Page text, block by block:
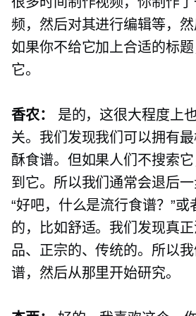
频，然后对其进行编辑等，然
如果你不给它加上合适的标
它。
香农：
是的，这很大程度上
关。我们发现我们可以拥有
酥食谱。但如果人们不搜索
到它。所以我们通常会退后一
“好吧，什么是流行食谱？”
的，比如舒适。我们发现真
品、正宗的、传统的。所以
谱，然后从那里开始研究。